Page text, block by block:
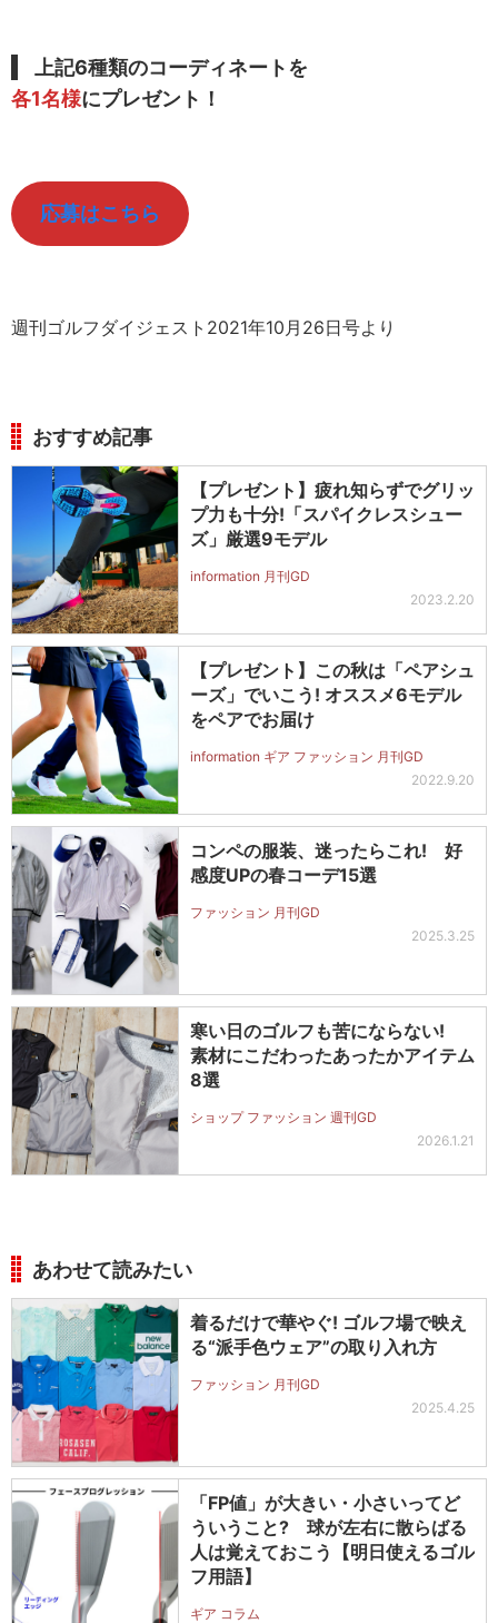
上記6種類のコーディネートを
各1名様にプレゼント！
応募はこちら
週刊ゴルフダイジェスト2021年10月26日号より
おすすめ記事
【プレゼント】疲れ知らずでグリッ
プ力も十分!「スパイクレスシュー
ズ」厳選9モデル
information 月刊GD
2023.2.20
【プレゼント】この秋は「ペアシュ
ーズ」でいこう! オススメ6モデル
をペアでお届け
information ギア ファッション 月刊GD
2022.9.20
コンペの服装、迷ったらこれ! 好
感度UPの春コーデ15選
ファッション 月刊GD
2025.3.25
寒い日のゴルフも苦にならない!
素材にこだわったあったかアイテム
8選
ショップ ファッション 週刊GD
2026.1.21
あわせて読みたい
着るだけで華やぐ! ゴルフ場で映え
る“派手色ウェア”の取り入れ方
ファッション 月刊GD
2025.4.25
「FP値」が大きい・小さいってど
ういうこと? 球が左右に散らばる
人は覚えておこう【明日使えるゴル
フ用語】
ギア コラム